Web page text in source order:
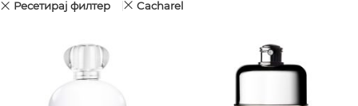
Ресетирај филтер Cacharel